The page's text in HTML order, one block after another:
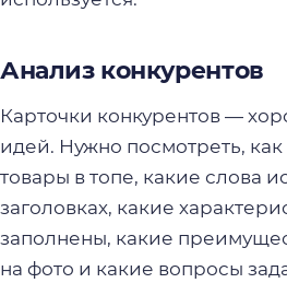
Анализ конкурентов
Карточки конкурентов —
идей. Нужно посмотреть,
товары в топе, какие слова
заголовках, какие
заполнены, какие
на фото и какие вопросы